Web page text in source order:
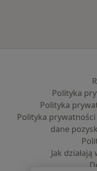
Polityka
Polityka
Polityka
dane
Jak